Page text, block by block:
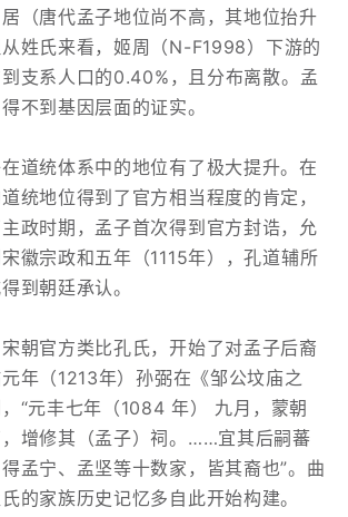
（唐代孟子地位尚不高，其地位抬升
姓氏来看，姬周（N-F1998）下游的
支系人口的0.40%，且分布离散。孟
不到基因层面的证实。
道统体系中的地位有了极大提升。在
统地位得到了官方相当程度的肯定，
政时期，孟子首次得到官方封诰，允
徽宗政和五年（1115年），孔道辅所
到朝廷承认。
朝官方类比孔氏，开始了对孟子后裔
年（1213年）孙弼在《邹公坟庙之
“元丰七年（1084 年） 九月，蒙朝
增修其（孟子）祠。……宜其后嗣蕃
孟宁、孟坚等十数家，皆其裔也”。曲
的家族历史记忆多自此开始构建。